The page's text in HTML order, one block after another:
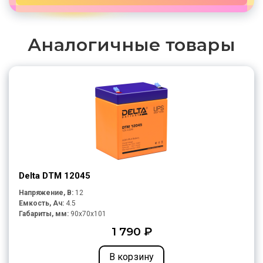
Аналогичные товары
Delta DTM 12045
Напряжение, В: 12
Емкость, Ач: 4.5
Габариты, мм: 90x70x101
1 790 ₽
В корзину